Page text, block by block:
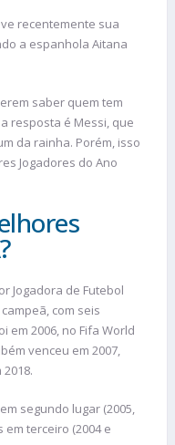
recentemente sua
a espanhola Aitana
saber quem tem
resposta é Messi, que
da rainha. Porém, isso
Jogadores do Ano
Jogadora de Futebol
com seis
em 2006, no Fifa World
venceu em 2007,
segundo lugar (2005,
em terceiro (2004 e